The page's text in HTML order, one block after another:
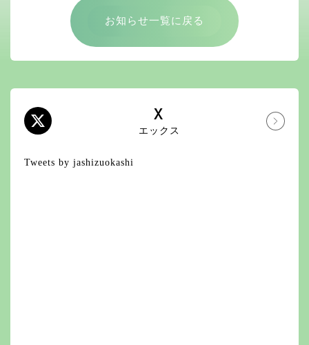
お知らせ一覧に戻る
X
エックス
Tweets by jashizuokashi